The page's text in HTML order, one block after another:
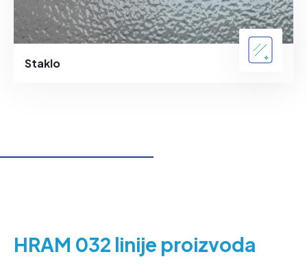
Staklo
HRAM 032 linije proizvoda